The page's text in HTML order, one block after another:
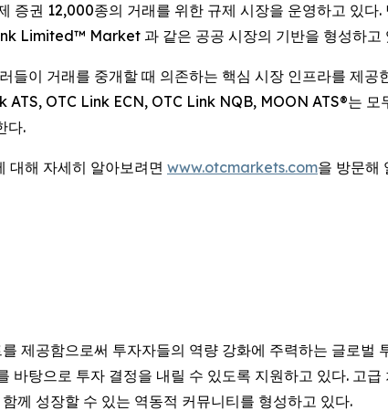
증권 12,000종의 거래를 위한 규제 시장을 운영하고 있
Limited™ Market 과 같은 공공 시장의 기반을 형성하고
이 거래를 중개할 때 의존하는 핵심 시장 인프라를 제공
ATS, OTC Link ECN, OTC Link NQB, MOON ATS®는 모
다.
대해 자세히 알아보려면 www.otcmarkets.com을 방문해
제공함으로써 투자자들의 역량 강화에 주력하는 글로벌
바탕으로 투자 결정을 내릴 수 있도록 지원하고 있다. 고
께 성장할 수 있는 역동적 커뮤니티를 형성하고 있다.